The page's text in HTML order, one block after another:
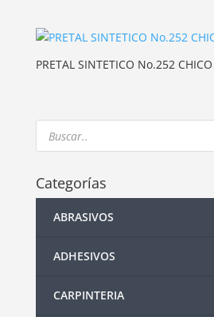
PRETAL SINTETICO No.252 CHICO
Products
search
Categorías
ABRASIVOS
ADHESIVOS
CARPINTERIA